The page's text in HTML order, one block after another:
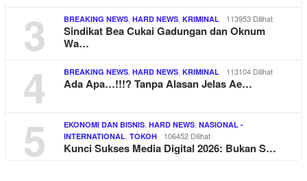
3 BREAKING NEWS HARD NEWS KRIMINAL 113953 Dilihat
Sindikat Bea Cukai Gadungan dan Oknum
Wa…
4 BREAKING NEWS HARD NEWS KRIMINAL 113104 Dilihat
Ada Apa…!!!? Tanpa Alasan Jelas Ae…
5 EKONOMI DAN BISNIS HARD NEWS NASIONAL -
INTERNATIONAL TOKOH 106452 Dilihat
Kunci Sukses Media Digital 2026: Bukan S…